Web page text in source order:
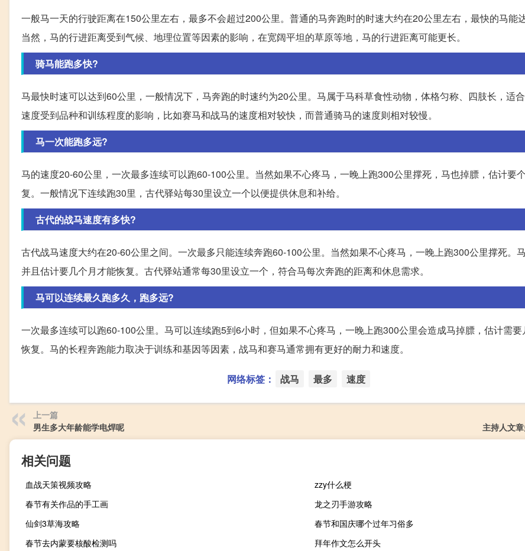
一般马一天的行驶距离在150公里左右，最多不会超过200公里。普通的马奔跑时的时速大约在20公里左右，最快的马能达
当然，马的行进距离受到气候、地理位置等因素的影响，在宽阔平坦的草原等地，马的行进距离可能更长。
骑马能跑多快?
马最快时速可以达到60公里，一般情况下，马奔跑的时速约为20公里。马属于马科草食性动物，体格匀称、四肢长，适
速度受到品种和训练程度的影响，比如赛马和战马的速度相对较快，而普通骑马的速度则相对较慢。
马一次能跑多远?
马的速度20-60公里，一次最多连续可以跑60-100公里。当然如果不心疼马，一晚上跑300公里撑死，马也掉膘，估计要
复。一般情况下连续跑30里，古代驿站每30里设立一个以便提供休息和补给。
古代的战马速度有多快?
古代战马速度大约在20-60公里之间。一次最多只能连续奔跑60-100公里。当然如果不心疼马，一晚上跑300公里撑死。
并且估计要几个月才能恢复。古代驿站通常每30里设立一个，符合马每次奔跑的距离和休息需求。
马可以连续最久跑多久，跑多远?
一次最多连续可以跑60-100公里。马可以连续跑5到6小时，但如果不心疼马，一晚上跑300公里会造成马掉膘，估计需
恢复。马的长程奔跑能力取决于训练和基因等因素，战马和赛马通常拥有更好的耐力和速度。
网络标签： 战马 最多 速度
上一篇
男生多大年龄能学电焊呢
主持人文
相关问题
血战天策视频攻略
zzy什么梗
春节有关作品的手工画
龙之刃手游攻略
仙剑3草海攻略
春节和国庆哪个过年习俗多
春节去内蒙要核酸检测吗
拜年作文怎么开头